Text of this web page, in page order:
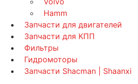
Hamm
Запчасти для двигателей
Запчасти для КПП
Фильтры
Гидромоторы
Запчасти Shacman | Shaanxi